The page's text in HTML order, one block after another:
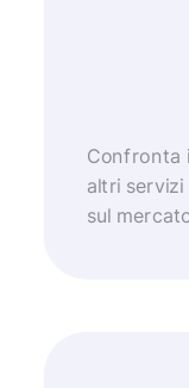
Confronta
altri
sul